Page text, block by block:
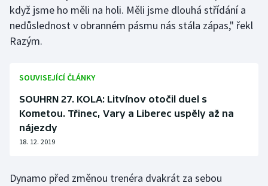
Stolní tenis
Triatlon
Vodní slalom
Volejbal
když jsme ho měli na holi. Měli jsme dlouhá střídání a
nedůslednost v obranném pásmu nás stála zápas," řekl
Razým.
SOUVISEJÍCÍ ČLÁNKY
SOUHRN 27. KOLA: Litvínov otočil duel s
Kometou. Třinec, Vary a Liberec uspěly až na
nájezdy
18. 12. 2019
Dynamo před změnou trenéra dvakrát za sebou